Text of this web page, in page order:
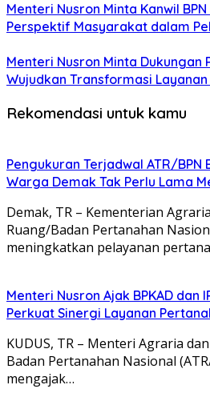
Menteri Nusron Minta Kanwil
Perspektif Masyarakat dalam
Menteri Nusron Minta Dukungan
Wujudkan Transformasi
Rekomendasi untuk kamu
Pengukuran Terjadwal ATR/BPN
Warga Demak Tak Perlu Lama
Demak, TR – Kementerian
Ruang/Badan Pertanahan
meningkatkan pelayanan
Menteri Nusron Ajak BPKAD dan
Perkuat Sinergi Layanan
KUDUS, TR – Menteri Agraria
Badan Pertanahan Nasional
mengajak…